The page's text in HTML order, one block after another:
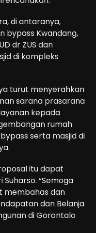
di antaranya,
bypass Kwandang,
dr ZUS dan
di kompleks
turut menyerahkan
sarana prasarana
kepada
rumah
serta masjid di
itu dapat
“Semoga
membahas dan
dan Belanja
di Gorontalo